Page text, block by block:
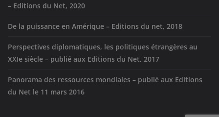
– Editions du Net, 2020
De la puissance en Amérique – Editions du net, 2018
Perspectives diplomatiques, les politiques étrangères au
XXIe siècle – publié aux Editions du Net, 2017
Panorama des ressources mondiales – publié aux Editions
du Net le 11 mars 2016